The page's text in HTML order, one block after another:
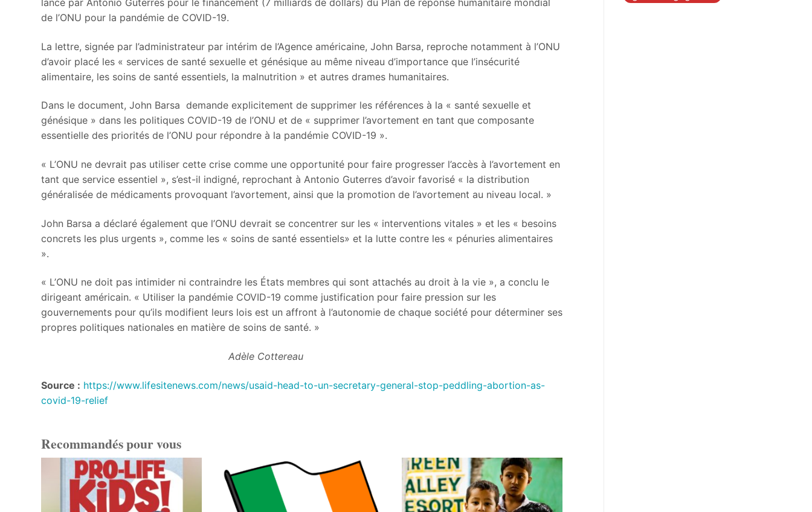
lancé par Antonio Guterres pour le financement (7 milliards de dollars) du Plan de réponse humanitaire mondial
de l’ONU pour la pandémie de COVID-19.
La lettre, signée par l’administrateur par intérim de l’Agence américaine, John Barsa, reproche notamment à l’ONU
d’avoir placé les « services de santé sexuelle et génésique au même niveau d’importance que l’insécurité
alimentaire, les soins de santé essentiels, la malnutrition » et autres drames humanitaires.
Dans le document, John Barsa demande explicitement de supprimer les références à la « santé sexuelle et
génésique » dans les politiques COVID-19 de l’ONU et de « supprimer l’avortement en tant que composante
essentielle des priorités de l’ONU pour répondre à la pandémie COVID-19 ».
« L’ONU ne devrait pas utiliser cette crise comme une opportunité pour faire progresser l’accès à l’avortement en
tant que service essentiel », s’est-il indigné, reprochant à Antonio Guterres d’avoir favorisé « la distribution
généralisée de médicaments provoquant l’avortement, ainsi que la promotion de l’avortement au niveau local. »
John Barsa a déclaré également que l’ONU devrait se concentrer sur les « interventions vitales » et les « besoins
concrets les plus urgents », comme les « soins de santé essentiels» et la lutte contre les « pénuries alimentaires
».
« L’ONU ne doit pas intimider ni contraindre les États membres qui sont attachés au droit à la vie », a conclu le
dirigeant américain. « Utiliser la pandémie COVID-19 comme justification pour faire pression sur les
gouvernements pour qu’ils modifient leurs lois est un affront à l’autonomie de chaque société pour déterminer ses
propres politiques nationales en matière de soins de santé. »
Adèle Cottereau
Source : https://www.lifesitenews.com/news/usaid-head-to-un-secretary-general-stop-peddling-abortion-as-
covid-19-relief
Recommandés pour vous